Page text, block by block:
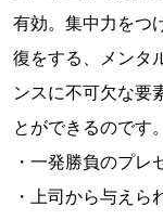
有効。集中力をつ
復をする、メンタ
ンスに不可欠な要
とができるのです。
・一発勝負のプレ
・上司から与えら